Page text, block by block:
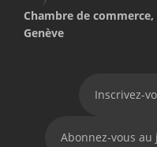
Chambre de
Genève
Inscrivez-
Abonnez-vous au